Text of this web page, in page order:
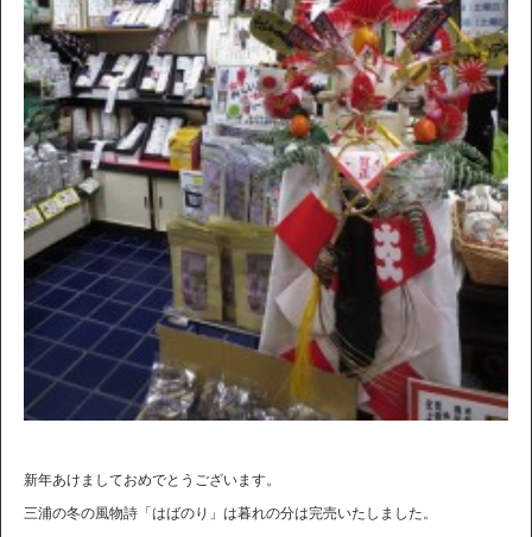
新年あけましておめでとうございます。
三浦の冬の風物詩「はばのり」は暮れの分は完売いたしました。